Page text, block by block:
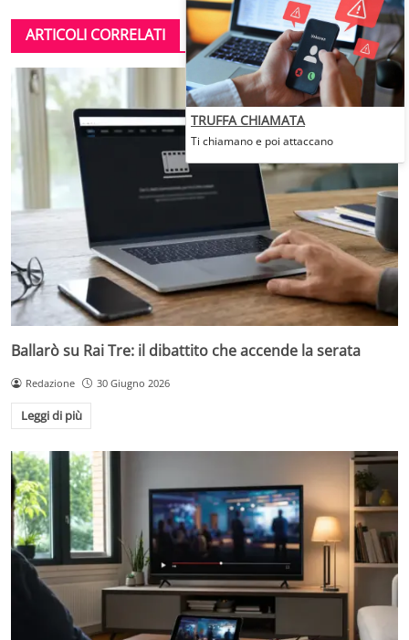
ARTICOLI CORRELATI
Ballarò su Rai Tre: il dibattito che accende la serata
Redazione 30 Giugno 2026
Leggi di più
TRUFFA CHIAMATA
Ti chiamano e poi attaccano